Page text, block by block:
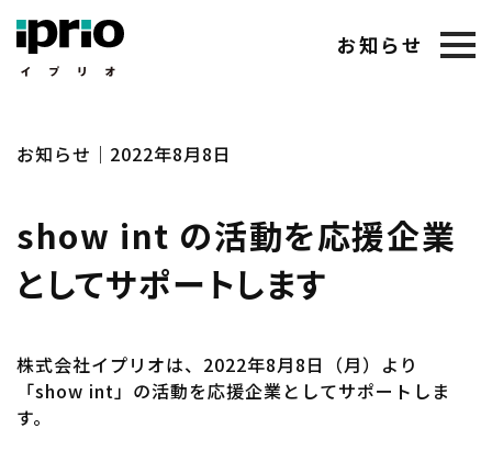
お知らせ
お知らせ｜2022年8月8日
show int の活動を応援企業
としてサポートします
株式会社イプリオは、2022年8月8日（月）より
「show int」の活動を応援企業としてサポートしま
す。